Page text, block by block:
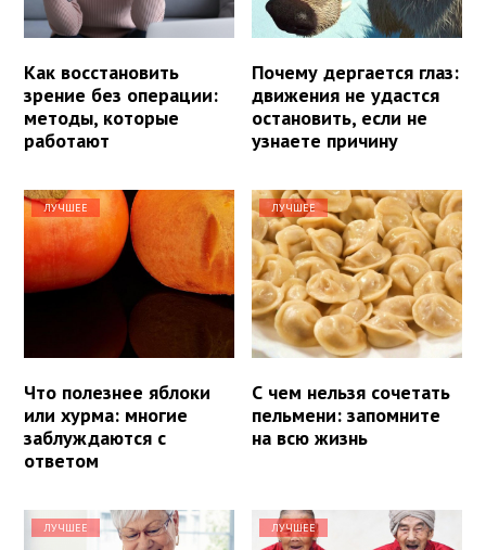
Как восстановить
зрение без операции:
методы, которые
работают
Почему дергается глаз:
движения не удастся
остановить, если не
узнаете причину
ЛУЧШЕЕ
Что полезнее яблоки
или хурма: многие
заблуждаются с
ответом
ЛУЧШЕЕ
С чем нельзя сочетать
пельмени: запомните
на всю жизнь
ЛУЧШЕЕ ЛУЧШЕЕ